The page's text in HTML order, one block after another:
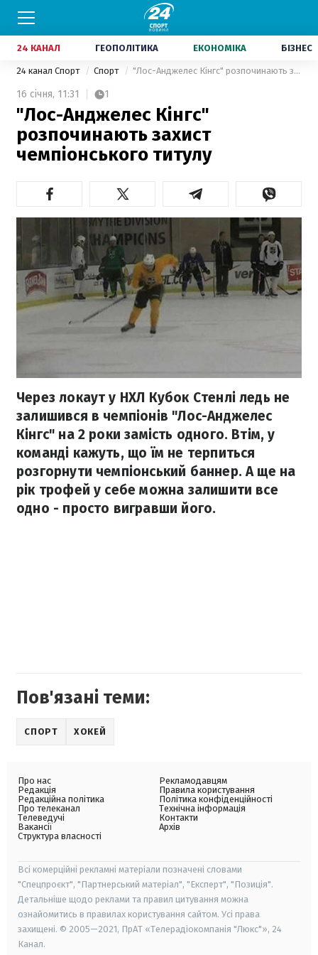
24 КАНАЛ ГЕОПОЛІТИКА ЕКОНОМІКА БІЗНЕС
24 канал Спорт Спорт "Лос-Анджелес Кінгс" розпочинають захист чемпіонського титулу
16 січня, 11:31 1
"Лос-Анджелес Кінгс"
розпочинають захист
чемпіонського титулу
Через локаут у НХЛ Кубок Стенлі ледь не
залишився в чемпіонів "Лос-Анджелес
Кінгс" на 2 роки замість одного. Втім, у
команді кажуть, що їм не терпиться
розгорнути чемпіонський баннер. А ще на
рік трофей у себе можна залишити все
одно - просто вигравши його.
Пов'язані теми:
СПОРТ ХОКЕЙ
Про нас
Редакція
Редакційна політика
Про телеканал
Телеведучі
Вакансії
Структура власності
Рекламодавцям
Правила користування
Політика конфіденційності
Технічна інформація
Контакти
Архів
Всі комерційні рекламні матеріали позначені словами
"Спецпроєкт", "Партнерський матеріал", "Експерт", "Позиція".
Детальніше щодо реклами та правил цитування можна
ознайомитись в правилах користування сайтом. Усі права
захищені. © 2005—2021, ПрАТ «Телерадіокомпанія "Люкс"», 24
Канал.